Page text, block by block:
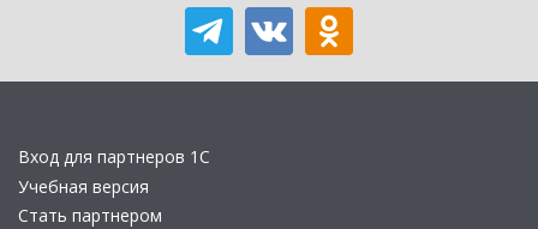
Вход для партнеров 1С
Учебная версия
Стать партнером